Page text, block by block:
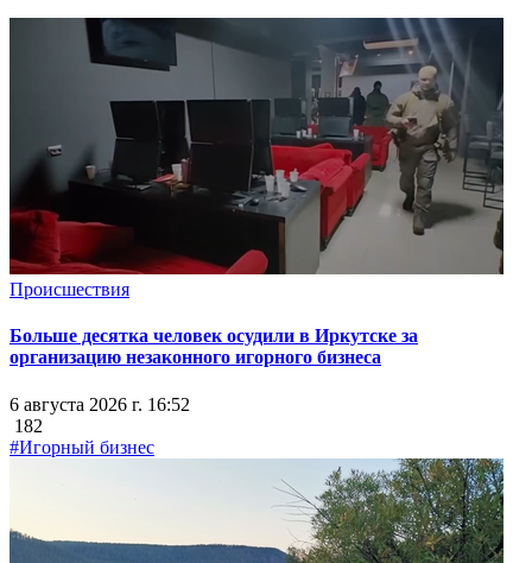
Происшествия
Больше десятка человек осудили в Иркутске за
организацию незаконного игорного бизнеса
6 августа 2026 г. 16:52
182
#Игорный бизнес